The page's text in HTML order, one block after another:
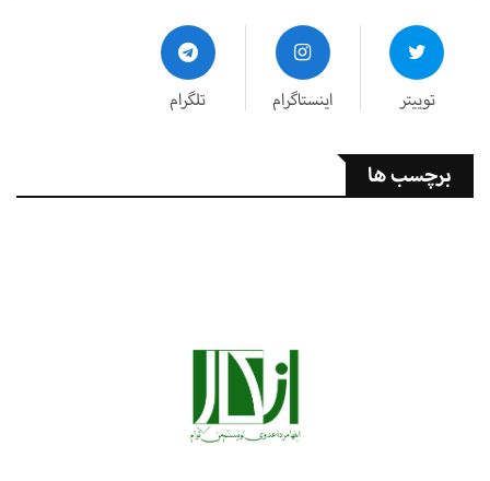
توییتر اینستاگرام تلگرام
برچسب ها